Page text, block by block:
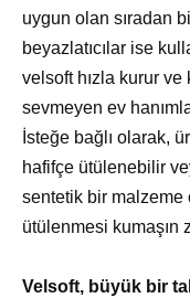
uygun olan sıradan
beyazlatıcılar ise
velsoft hızla kurur ve
sevmeyen ev
İsteğe bağlı olarak,
hafifçe ütülenebilir
sentetik bir malzeme
ütülenmesi kumaşın
Velsoft, büyük bir